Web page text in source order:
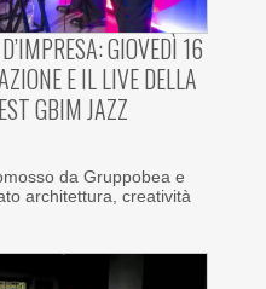
GIOVEDÌ 16
E IL LIVE DELLA
GBIM JAZZ
da Gruppobea e
architettura, creatività